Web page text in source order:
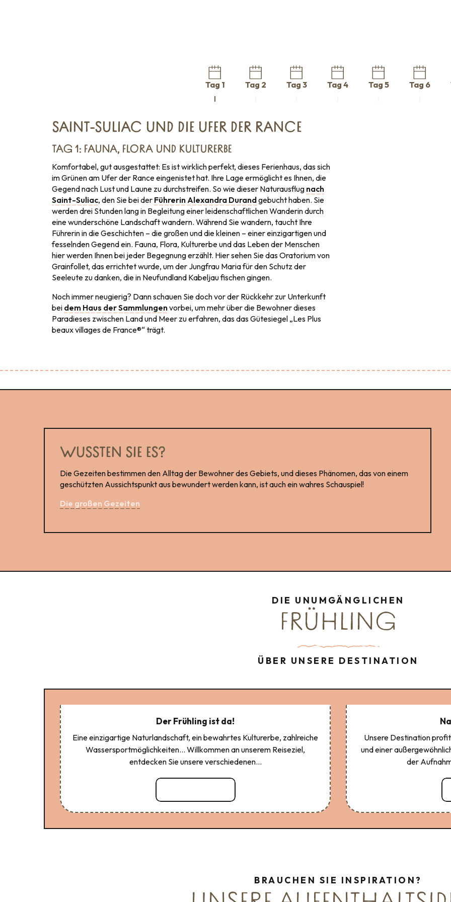
Tag 1 Tag 2 Tag 3 Tag 4 Tag 5 Tag 6
SAINT-SULIAC UND DIE UFER DER RANCE
TAG 1: FAUNA, FLORA UND KULTURERBE
Komfortabel, gut ausgestattet: Es ist wirklich perfekt, dieses Ferienhaus, das sich
im Grünen am Ufer der Rance eingenistet hat. Ihre Lage ermöglicht es Ihnen, die
Gegend nach Lust und Laune zu durchstreifen. So wie dieser Naturausflug nach
Saint-Suliac, den Sie bei der Führerin Alexandra Durandgebucht haben. Sie
werden drei Stunden lang in Begleitung einer leidenschaftlichen Wanderin durch
eine wunderschöne Landschaft wandern. Während Sie wandern, taucht Ihre
Führerin in die Geschichten – die großen und die kleinen – einer einzigartigen und
fesselnden Gegend ein. Fauna, Flora, Kulturerbe und das Leben der Menschen
hier werden Ihnen bei jeder Begegnung erzählt. Hier sehen Sie das Oratorium von
Grainfollet, das errichtet wurde, um der Jungfrau Maria für den Schutz der
Seeleute zu danken, die in Neufundland Kabeljau fischen gingen.
Noch immer neugierig? Dann schauen Sie doch vor der Rückkehr zur Unterkunft
bei dem Haus der Sammlungenvorbei, um mehr über die Bewohner dieses
Paradieses zwischen Land und Meer zu erfahren, das das Gütesiegel „Les Plus
beaux villages de France®“ trägt.
WUSSTEN SIE ES?
Die Gezeiten bestimmen den Alltag der Bewohner des Gebiets, und dieses Phänomen, das von einem
geschützten Aussichtspunkt aus bewundert werden kann, ist auch ein wahres Schauspiel!
Die großen Gezeiten
DIE UNUMGÄNGLICHEN
FRÜHLING
ÜBER UNSERE DESTINATION
Der Frühling ist da!
Eine einzigartige Naturlandschaft, ein bewahrtes Kulturerbe, zahlreiche
Wassersportmöglichkeiten… Willkommen an unserem Reiseziel,
entdecken Sie unsere verschiedenen...
Unsere Destination
und einer
der
BRAUCHEN SIE INSPIRATION?